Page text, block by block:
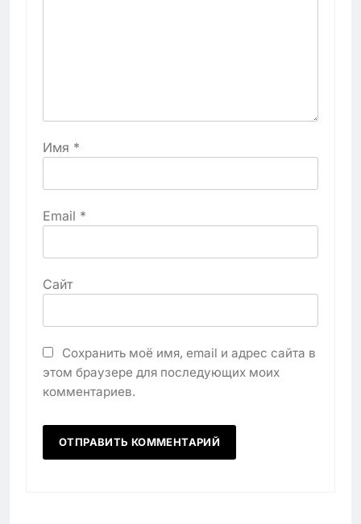
Имя *
Email *
Сайт
Сохранить моё имя, email и адрес сайта в
этом браузере для последующих моих
комментариев.